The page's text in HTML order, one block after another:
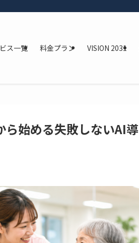
ス一覧 料金プラン VISION 2031
始める失敗しないAI導